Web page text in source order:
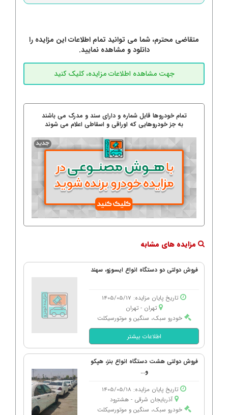
متقاضی محترم، شما می توانید تمام اطلاعات این مزایده را
دانلود و مشاهده نمایید.
تمام خودروها قابل شماره و دارای سند و مدرک می باشند
به جز خودروهایی که اوراقی و اسقاطی اعلام می شوند
مزایده های مشابه
فروش دولتی دو دستگاه انواع ایسوزو، سهند
تاریخ پایان مزایده: 1405/05/17
تهران - تهران
خودرو سبک، سنگین و موتورسیکلت
اطلاعات بیشتر
فروش دولتی هشت دستگاه انواع بنز، هپکو
و...
تاریخ پایان مزایده: 1405/05/18
آذربایجان شرقی - هشترود
خودرو سبک، سنگین و موتورسیکلت